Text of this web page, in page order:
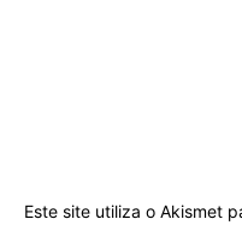
Este site utiliza o Akismet